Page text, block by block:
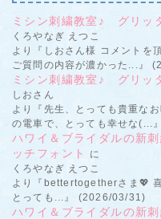
ミシン刺繍教室♪ グリッ
くろやなぎ えつこ
より『しおさん様 コメントを
ご質問の内容が濃かった...』
ミシン刺繍教室♪ グリッ
しおさん
より『先生、とっても貴重な
の電車で、とっても幸せな(...
ハワイ＆ブライダルの新
ッチフォント
に
くろやなぎ えつこ
より『bettertogetherさま💖
とっても...』 (2026/03/31)
ハワイ＆ブライダルの新